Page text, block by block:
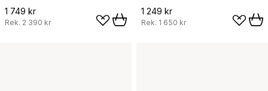
1 749 kr
Rek. 2 390 kr
1 249 kr
Rek. 1 650 kr